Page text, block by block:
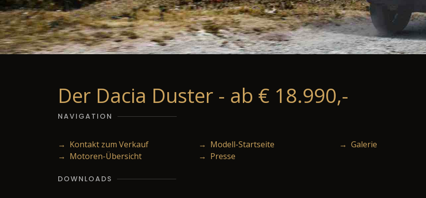
Der Dacia Duster - ab € 18.990,-
NAVIGATION
→ Kontakt zum Verkauf → Modell-Startseite → Galerie
→ Motoren-Übersicht
→ Presse
DOWNLOADS